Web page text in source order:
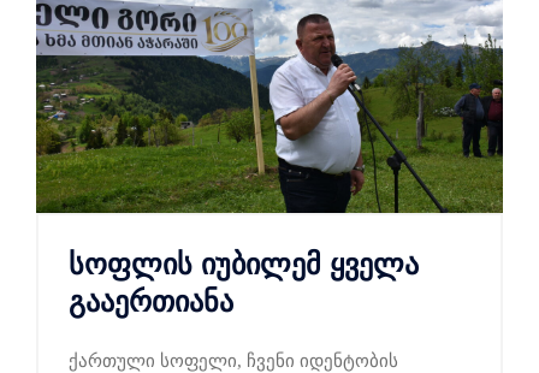
სოფლის იუბილემ ყველა
გააერთიანა
ქართული სოფელი, ჩვენი იდენტობის